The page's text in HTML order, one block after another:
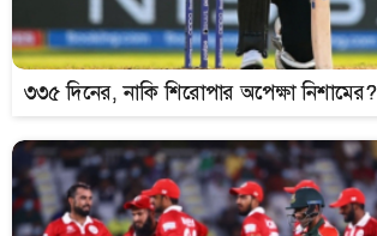
৩৩৫ দিনের, নাকি শিরোপার অপেক্ষা নিশামের?